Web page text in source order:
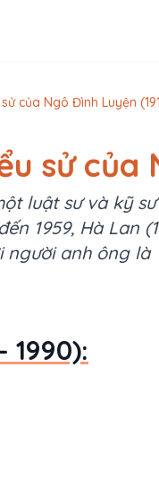
của Ngô Đình Luyện
sử của
luật sư và kỹ
1959, Hà Lan
người anh ông
1990):